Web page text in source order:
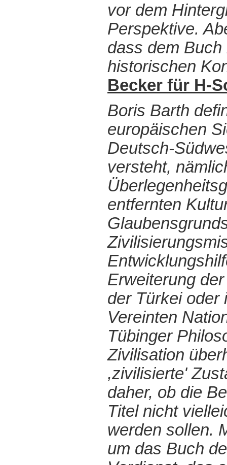
vor dem
Perspektive.
dass dem
historischen
Becker für H-
Boris Barth
europäischen
Deutsch-
versteht,
entfernten
Erweiterung
der Türkei oder
Vereinten
Tübinger
Zivilisation
,zivilisierte'
daher, ob die
Titel nicht
werden sollen.
um das Buch